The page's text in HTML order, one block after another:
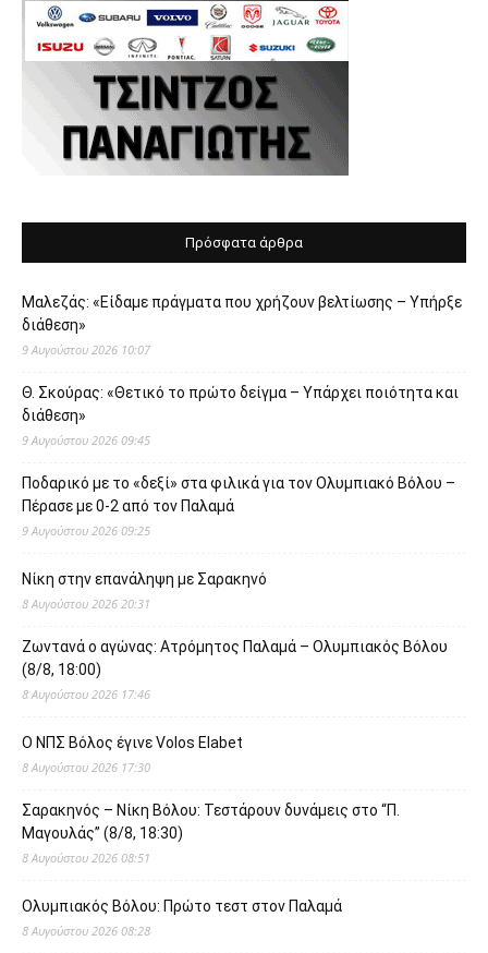
Πρόσφατα άρθρα
Μαλεζάς: «Είδαμε πράγματα που χρήζουν βελτίωσης – Υπήρξε
διάθεση»
9 Αυγούστου 2026 10:07
Θ. Σκούρας: «Θετικό το πρώτο δείγμα – Υπάρχει ποιότητα και
διάθεση»
9 Αυγούστου 2026 09:45
Ποδαρικό με το «δεξί» στα φιλικά για τον Ολυμπιακό Βόλου –
Πέρασε με 0-2 από τον Παλαμά
9 Αυγούστου 2026 09:25
Νίκη στην επανάληψη με Σαρακηνό
8 Αυγούστου 2026 20:31
Ζωντανά ο αγώνας: Ατρόμητος Παλαμά – Ολυμπιακός Βόλου
(8/8, 18:00)
8 Αυγούστου 2026 17:46
O ΝΠΣ Βόλος έγινε Volos Elabet
8 Αυγούστου 2026 17:30
Σαρακηνός – Νίκη Βόλου: Τεστάρουν δυνάμεις στο “Π.
Μαγουλάς” (8/8, 18:30)
8 Αυγούστου 2026 08:51
Ολυμπιακός Βόλου: Πρώτο τεστ στον Παλαμά
8 Αυγούστου 2026 08:28